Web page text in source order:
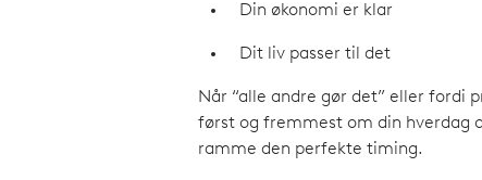
Din økonomi er klar
Dit liv passer til det
Når “alle andre gør det” eller fordi
først og fremmest om din hverdag
ramme den perfekte timing.